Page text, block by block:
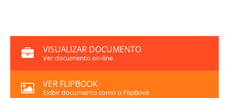
VISUALIZAR DOCUMENTO
Ver documento on-line
VER FLIPBOOK
Exibir documento como o FlipBook